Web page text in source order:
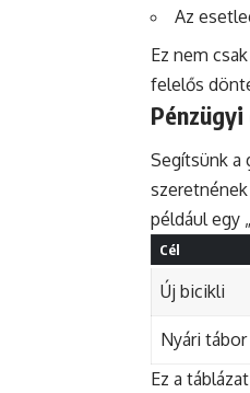
Az
Ez nem
felelős
Segítsünk a
például egy
Cél
Új bicikli
Nyári tábor
Ez a